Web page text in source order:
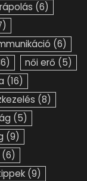
(6)
(6)
női erő (5)
(16)
(8)
(5)
(9)
(6)
(9)